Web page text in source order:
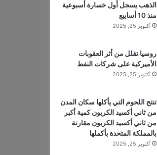
الذهب يسجل أول خسارة أسبوعية
منذ 10 أسابيع
أكتوبر 25, 2025
روسيا تقلل من أثر العقوبات
الأميركية على شركات النفط
أكتوبر 25, 2025
تنتج اللحوم التي يأكلها سكان المدن
من ثاني أكسيد الكربون كمية أكبر
من ثاني أكسيد الكربون مقارنة
بالمملكة المتحدة بأكملها
أكتوبر 25, 2025